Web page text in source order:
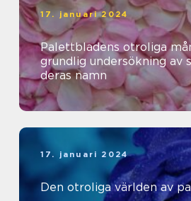
17. januari 2024
Palettbladens otroliga
grundlig undersökning av
deras namn
17. januari 2024
Den otroliga världen av